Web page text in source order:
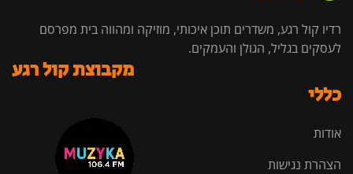
רדיו קול רגע, משדרים תוכן איכותי, מוזיקה ומהווה בית מפרסם
לעסקים בגליל, הגולן והעמקים.
כללי
אודות
הצהרת נגישות
מקבוצת קול רגע